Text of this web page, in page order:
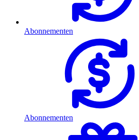
Abonnementen
Abonnementen